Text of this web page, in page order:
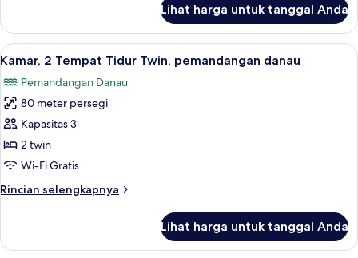
Kamar,
Tempat
King,
pemandangan
Lihat harga untuk tanggal Anda
Lihat
semua
foto
untuk
Kamar,
2
Tempat
Twin,
Kamar, 2 Tempat Tidur Twin,
6
Kamar, 2 Tempat Tidur Twin, pemandangan danau
Pemandangan Danau
80 meter persegi
Kapasitas 3
2 twin
Wi-Fi Gratis
Rincian selengkapnya
Rincian
Kamar,
Lihat harga untuk tanggal Anda